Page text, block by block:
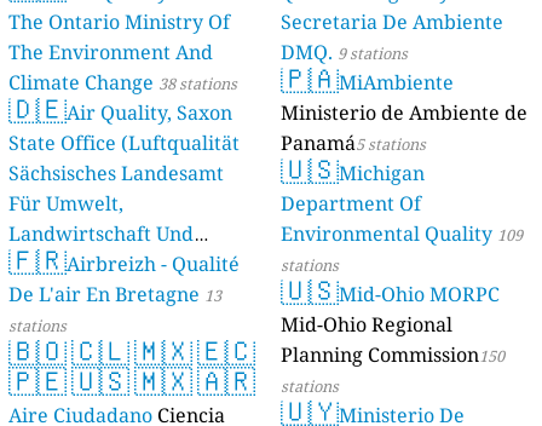
The Ontario Ministry Of
The Environment And
Climate Change 38 stations
🇩🇪Air Quality, Saxon
State Office (Luftqualität
Sächsisches Landesamt
Für Umwelt,
Landwirtschaft Und
Geologie) 50 stations
🇫🇷Airbreizh - Qualité
De L'air En Bretagne 13
stations
🇧🇴🇨🇱🇲🇽🇪🇨
🇵🇪🇺🇸🇲🇽🇦🇷
Aire Ciudadano Ciencia
Secretaria De Ambiente
DMQ. 9 stations
🇵🇦MiAmbiente
Ministerio de Ambiente de
Panamá5 stations
🇺🇸Michigan
Department Of
Environmental Quality 109
stations
🇺🇸Mid-Ohio MORPC
Mid-Ohio Regional
Planning Commission150
stations
🇺🇾Ministerio De